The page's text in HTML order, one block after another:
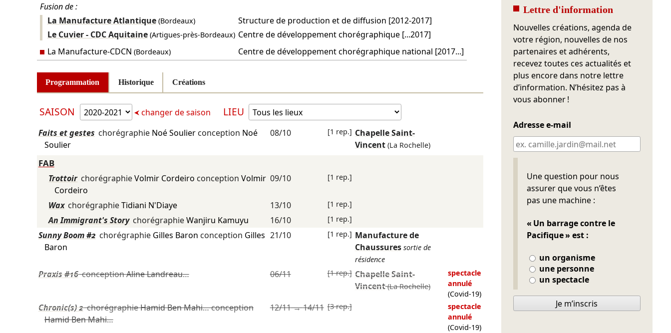
La Manufacture Atlantique(Bordeaux)
Structure de production et de diffusion [2012-2017]
Le Cuvier - CDC Aquitaine(Artigues-près-Bordeaux) Centre de développement chorégraphique [...2017]
Fusion de :
La Manufacture-CDCN (Bordeaux) Centre de développement chorégraphique national [2017...]
Programmation Historique Créations
SAISON changer de saison LIEU
Faits et gestes chorégraphie Noé Soulierconception Noé
Soulier
08/10 [1 rep.] Chapelle Saint-
Vincent (La Rochelle)
FAB
Trottoir chorégraphieVolmir Cordeiro conceptionVolmir
Cordeiro
09/10 [1 rep.]
Wax chorégraphieTidiani N'Diaye 13/10 [1 rep.]
An Immigrant's Story chorégraphieWanjiru Kamuyu 16/10 [1 rep.]
Sunny Boom #2 chorégraphie Gilles Baron conception Gilles
Baron
21/10 [1 rep.] Manufacture de
Chaussures sortie de
résidence
Praxis #16conceptionAline Landreau… 06/11 [1 rep.] Chapelle Saint-
Vincent (La Rochelle)
spectacle
annulé
(Covid-19)
Chronic(s) 2chorégraphieHamid Ben Mahi… conception
Hamid Ben Mahi…
12/11→14/11 [3 rep.]
spectacle
annulé
(Covid-19)
Lettre d'information
Nouvelles créations, agenda de
votre région, nouvelles de nos
partenaires et adhérents,
recevez toutes ces actualités et
plus encore dans notre lettre
d’information. N’hésitez pas à
vous abonner !
Adresse e-mail
Une question pour nous
assurer que vous n’êtes
pas une machine :
« Un barrage contre le
Pacifique » est :
un organisme
une personne
un spectacle
Ne pas remplir
Je m’inscris